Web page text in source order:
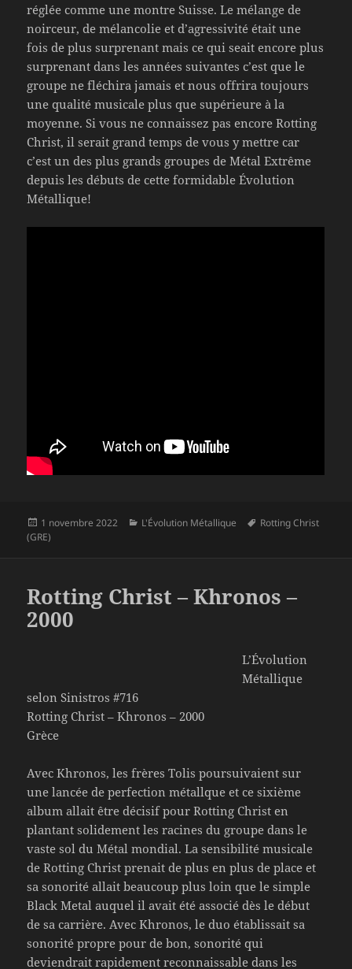
réglée comme une montre Suisse. Le mélange de
noirceur, de mélancolie et d’agressivité était une
fois de plus surprenant mais ce qui seait encore plus
surprenant dans les années suivantes c’est que le
groupe ne fléchira jamais et nous offrira toujours
une qualité musicale plus que supérieure à la
moyenne. Si vous ne connaissez pas encore Rotting
Christ, il serait grand temps de vous y mettre car
c’est un des plus grands groupes de Métal Extrême
depuis les débuts de cette formidable Évolution
Métallique!
Publié
le
1 novembre 2022 Catégories
L'Évolution Métallique
Mots-
Rotting Christ
(GRE)
Rotting Christ – Khronos –
2000
L’Évolution
Métallique
selon Sinistros #716
Rotting Christ – Khronos – 2000
Grèce
Avec Khronos, les frères Tolis poursuivaient sur
une lancée de perfection métallque et ce sixième
album allait être décisif pour Rotting Christ en
plantant solidement les racines du groupe dans le
vaste sol du Métal mondial. La sensibilité musicale
de Rotting Christ prenait de plus en plus de place et
sa sonorité allait beaucoup plus loin que le simple
Black Metal auquel il avait été associé dès le début
de sa carrière. Avec Khronos, le duo établissait sa
sonorité propre pour de bon, sonorité qui
deviendrait rapidement reconnaissable dans les